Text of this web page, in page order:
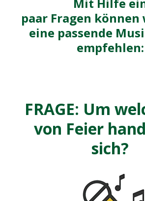
paar Fragen
eine passende
empfehlen:
FRAGE: Um
von Feier
sich?